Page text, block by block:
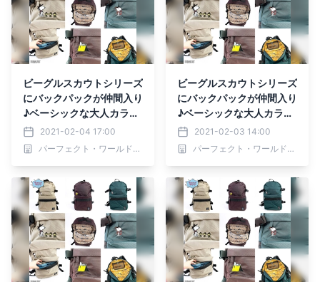
ビーグルスカウトシリーズ
にバックパックが仲間入り
♪ベーシックな大人カラー
が使いやすい
2021-02-04 17:00
パーフェクト・ワールド株式会社
ビーグルスカウトシリーズ
にバックパックが仲間入り
♪ベーシックな大人カラー
が使いやすい
2021-02-03 14:00
パーフェクト・ワールド株式会社